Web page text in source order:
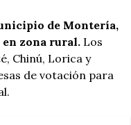
de Montería,
zona rural. Los
Chinú, Lorica y
de votación para